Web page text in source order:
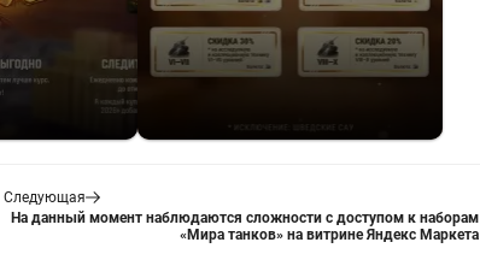
Следующая
На данный момент наблюдаются сложности с доступом к наборам
«Мира танков» на витрине Яндекс Маркета